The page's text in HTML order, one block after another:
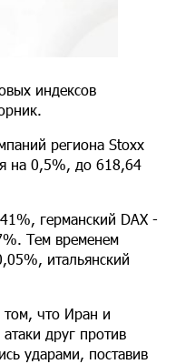
индексов
региона Stoxx
на 0,5%, до 618,64
германский DAX -
Тем временем
итальянский
том, что Иран и
друг против
ударами, поставив